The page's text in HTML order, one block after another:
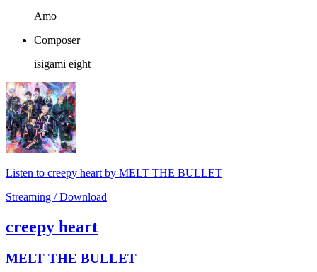
Amo
Composer
isigami eight
Listen to creepy heart by MELT THE BULLET
Streaming / Download
creepy heart
MELT THE BULLET